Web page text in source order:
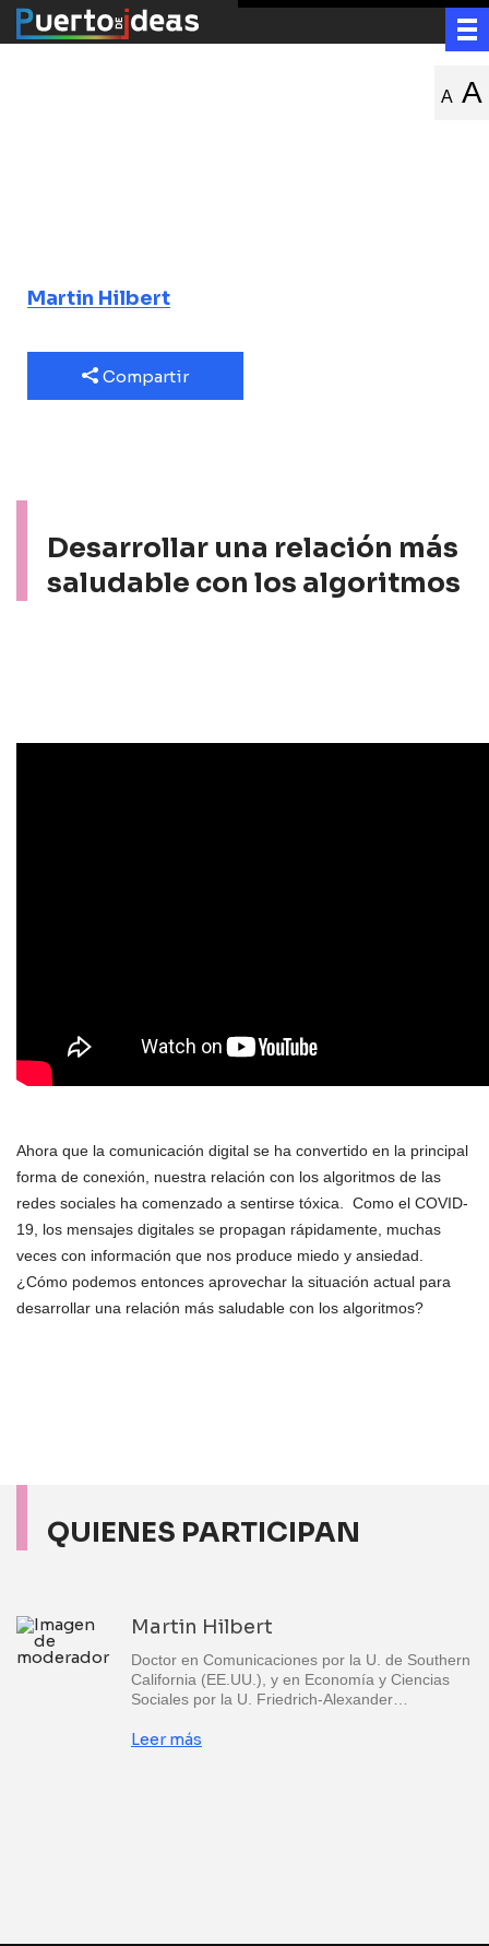
A A
Martin Hilbert
Compartir
Desarrollar una relación más
saludable con los algoritmos
Ahora que la comunicación digital se ha convertido en la principal
forma de conexión, nuestra relación con los algoritmos de las
redes sociales ha comenzado a sentirse tóxica. Como el COVID-
19, los mensajes digitales se propagan rápidamente, muchas
veces con información que nos produce miedo y ansiedad.
¿Cómo podemos entonces aprovechar la situación actual para
desarrollar una relación más saludable con los algoritmos?
QUIENES PARTICIPAN
Martin Hilbert
Doctor en Comunicaciones por la U. de Southern
California (EE.UU.), y en Economía y Ciencias
Sociales por la U. Friedrich-Alexander…
Leer más